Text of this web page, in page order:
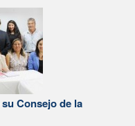
Consejo de la